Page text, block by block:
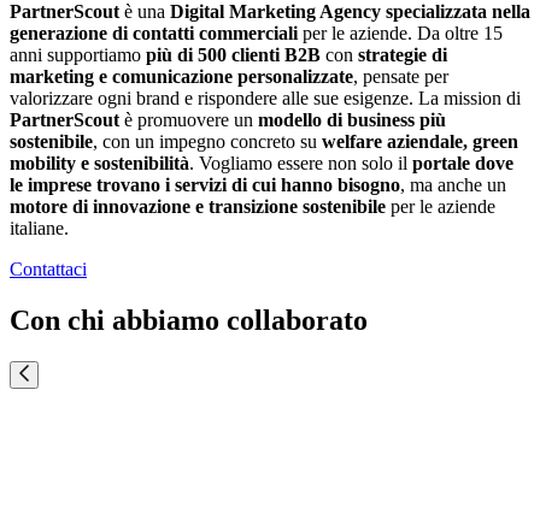
PartnerScoutè una Digital Marketing Agency specializzata nella
generazione di contatti commercialiper le aziende. Da oltre 15
anni supportiamo più di 500 clienti B2B con strategie di
marketing e comunicazione personalizzate, pensate per
valorizzare ogni brand e rispondere alle sue esigenze. La mission di
PartnerScoutè promuovere un modello di business più
sostenibile, con un impegno concreto su welfare aziendale, green
mobility e sostenibilità. Vogliamo essere non solo il portale dove
le imprese trovano i servizi di cui hanno bisogno, ma anche un
motore di innovazione e transizione sostenibile per le aziende
italiane.
Contattaci
Con chi abbiamo collaborato